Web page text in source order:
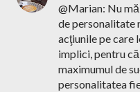
@Marian: Nu
de personalitate
acţiunile pe care
implici, pentru
maximumul de
personalitatea